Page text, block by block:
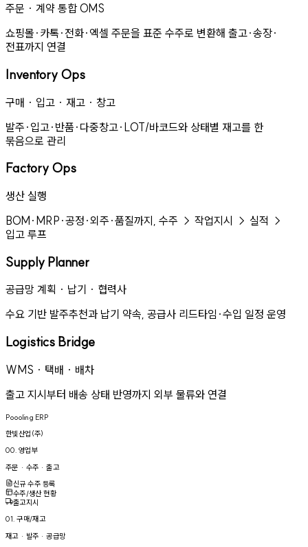
주문 · 계약 통합 OMS
쇼핑몰·카톡·전화·엑셀 주문을 표준 수주로 변환해 출고·송장·
전표까지 연결
Inventory Ops
구매 · 입고 · 재고 · 창고
발주·입고·반품·다중창고·LOT/바코드와 상태별 재고를 한
묶음으로 관리
Factory Ops
생산 실행
BOM·MRP·공정·외주·품질까지, 수주 → 작업지시 → 실적 →
입고 루프
Supply Planner
공급망 계획 · 납기 · 협력사
수요 기반 발주추천과 납기 약속, 공급사 리드타임·수입 일정 운영
Logistics Bridge
WMS · 택배 · 배차
출고 지시부터 배송 상태 반영까지 외부 물류와 연결
Poooling ERP
한빛산업(주)
00. 영업부
주문 · 수주 · 출고
신규 수주 등록
수주/생산 현황
출고지시
01. 구매/재고
재고 · 발주 · 공급망